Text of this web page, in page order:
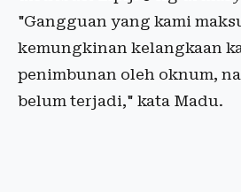
"Gangguan yang kami
kemungkinan kelangkaan
penimbunan oleh oknum,
belum terjadi," kata Madu.